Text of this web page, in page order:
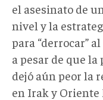
el asesinato de
nivel y la
para “derrocar”
a pesar de que la
dejó aún peor la
en Irak y Oriente